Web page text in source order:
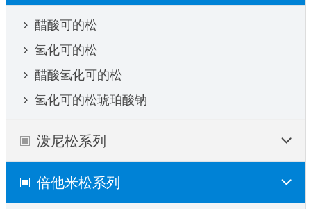
醋酸可的松
氢化可的松
醋酸氢化可的松
氢化可的松琥珀酸钠
泼尼松系列
倍他米松系列